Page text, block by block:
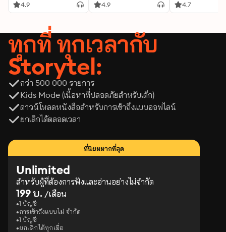
4.9 4.9 4.7
ทุกที่ ทุกเวลากับ
Storytel:
กว่า 500 000 รายการ
Kids Mode (เนื้อหาที่ปลอดภัยสำหรับเด็ก)
ดาวน์โหลดหนังสือสำหรับการเข้าถึงแบบออฟไลน์
ยกเลิกได้ตลอดเวลา
ที่นิยมมากที่สุด
Unlimited
สำหรับผู้ที่ต้องการฟังและอ่านอย่างไม่จำกัด
199 บ. /เดือน
1 บัญชี
การเข้าถึงแบบไม่ จำกัด
1 บัญชี
ยกเลิกได้ทุกเมื่อ